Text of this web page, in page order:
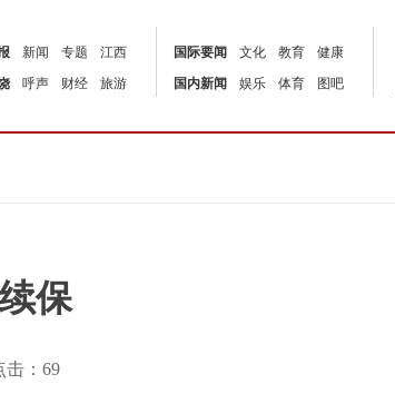
新闻 专题
江西
呼声 财经 旅游
国际要闻 文化 教育
健康
国内新闻
娱乐 体育 图吧
保
： 69